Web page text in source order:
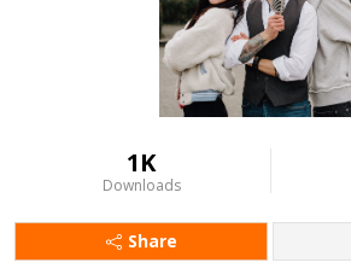
1K
Downloads
Share